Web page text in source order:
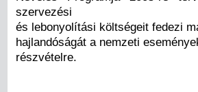
szervezési
és lebonyolítási költségeit fedezi
hajlandóságát a nemzeti
részvételre.